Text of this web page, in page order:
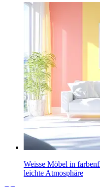
Weisse Möbel in
leichte Atmosphäre